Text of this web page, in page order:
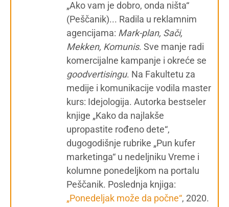
„Ako vam je dobro, onda ništa“
(Peščanik)... Radila u reklamnim
agencijama: Mark-plan, Sači,
Mekken, Komunis. Sve manje radi
komercijalne kampanje i okreće se
goodvertisingu. Na Fakultetu za
medije i komunikacije vodila master
kurs: Idejologija. Autorka bestseler
knjige „Kako da najlakše
upropastite rođeno dete“,
dugogodišnje rubrike „Pun kufer
marketinga“ u nedeljniku Vreme i
kolumne ponedeljkom na portalu
Peščanik. Poslednja knjiga:
„Ponedeljak može da počne“, 2020.